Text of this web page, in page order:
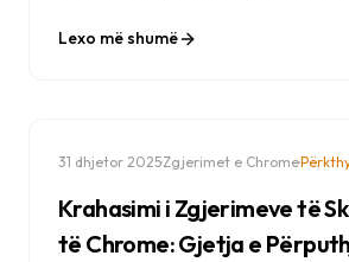
pas hapi për secilën metodë.
Lexo më shumë
31 dhjetor 2025·Zgjerimet e Chrome·
Krahasimi i Zgjerimeve të
të Chrome: Gjetja e